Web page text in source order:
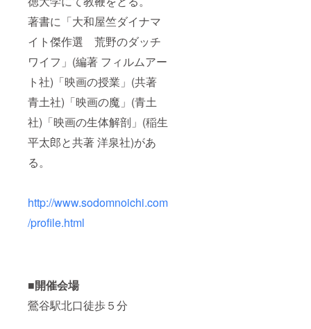
著書に「大和屋竺ダイナマ
イト傑作選 荒野のダッチ
ワイフ」(編著 フィルムアー
ト社)「映画の授業」(共著
青土社)「映画の魔」(青土
社)「映画の生体解剖」(稲生
平太郎と共著 洋泉社)があ
る。
http://www.sodomnoichi.com
/profile.html
■開催会場
鶯谷駅北口徒歩５分